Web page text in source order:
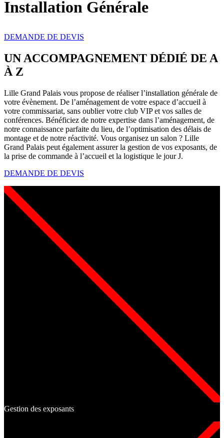
Installation Générale
DEMANDE DE DEVIS
UN ACCOMPAGNEMENT DÉDIÉ DE A
À Z
Lille Grand Palais vous propose de réaliser l’installation générale de
votre évènement. De l’aménagement de votre espace d’accueil à
votre commissariat, sans oublier votre club VIP et vos salles de
conférences. Bénéficiez de notre expertise dans l’aménagement, de
notre connaissance parfaite du lieu, de l’optimisation des délais de
montage et de notre réactivité. Vous organisez un salon ? Lille
Grand Palais peut également assurer la gestion de vos exposants, de
la prise de commande à l’accueil et la logistique le jour J.
DEMANDE DE DEVIS
Gestion des exposants